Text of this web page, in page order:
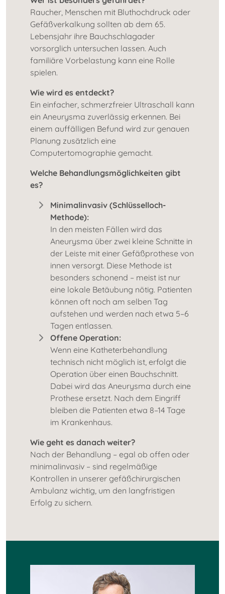
Raucher, Menschen mit Bluthochdruck oder
Gefäßverkalkung sollten ab dem 65.
Lebensjahr ihre Bauchschlagader
vorsorglich untersuchen lassen. Auch
familiäre Vorbelastung kann eine Rolle
spielen.
Wie wird es entdeckt?
Ein einfacher, schmerzfreier Ultraschall kann
ein Aneurysma zuverlässig erkennen. Bei
einem auffälligen Befund wird zur genauen
Planung zusätzlich eine
Computertomographie gemacht.
Welche Behandlungsmöglichkeiten gibt
es?
Minimalinvasiv (Schlüsselloch-
Methode):
In den meisten Fällen wird das
Aneurysma über zwei kleine Schnitte in
der Leiste mit einer Gefäßprothese von
innen versorgt. Diese Methode ist
besonders schonend – meist ist nur
eine lokale Betäubung nötig. Patienten
können oft noch am selben Tag
aufstehen und werden nach etwa 5–6
Tagen entlassen.
Offene Operation:
Wenn eine Katheterbehandlung
technisch nicht möglich ist, erfolgt die
Operation über einen Bauchschnitt.
Dabei wird das Aneurysma durch eine
Prothese ersetzt. Nach dem Eingriff
bleiben die Patienten etwa 8–14 Tage
im Krankenhaus.
Wie geht es danach weiter?
Nach der Behandlung – egal ob offen oder
minimalinvasiv – sind regelmäßige
Kontrollen in unserer gefäßchirurgischen
Ambulanz wichtig, um den langfristigen
Erfolg zu sichern.